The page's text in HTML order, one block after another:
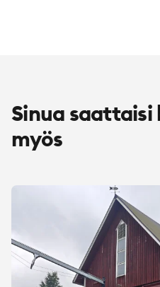
Sinua
myös